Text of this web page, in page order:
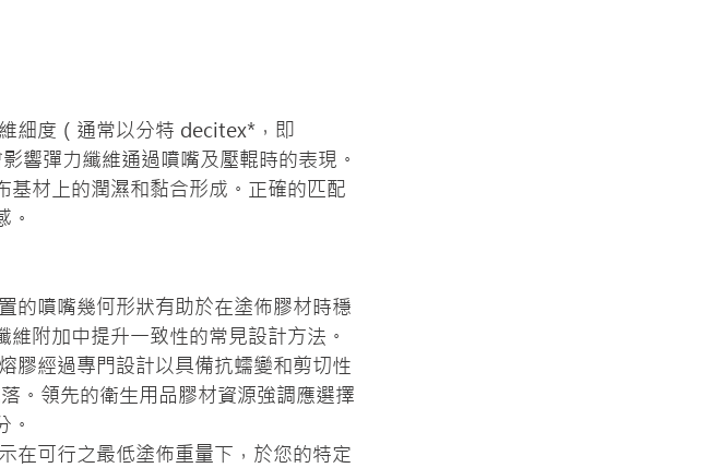
細度（通常以分特 decitex*，即
響彈力纖維通過噴嘴及壓輥時的表現。
材上的潤濕和黏合形成。正確的匹配
。
的噴嘴幾何形狀有助於在塗佈膠材時穩
附加中提升一致性的常見設計方法。
膠經過專門設計以具備抗蠕變和剪切性
。領先的衛生用品膠材資源強調應選擇
。
在可行之最低塗佈重量下，於您的特定